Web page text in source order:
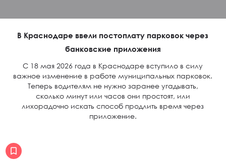
В Краснодаре ввели постоплату парковок через
банковские приложения
С 18 мая 2026 года в Краснодаре вступило в силу
важное изменение в работе муниципальных парковок.
Теперь водителям не нужно заранее угадывать,
сколько минут или часов они простоят, или
лихорадочно искать способ продлить время через
приложение.